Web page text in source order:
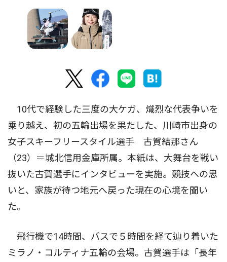
10代で経験した三度の大ケガ、熾烈な代表争いを
乗り越え、初の五輪出場を果たした、川崎市出身の
女子スキーフリースタイル選手 古賀結那さん
（23）＝城北信用金庫所属。本紙は、大舞台を戦い
抜いた古賀選手にインタビューを実施。競技への思
いと、家族が待つ地元へ戻った現在の心境を聞い
た。
飛行機で14時間、バスで５時間を経て辿り着いた
ミラノ・コルティナ五輪の会場。古賀選手は「長年